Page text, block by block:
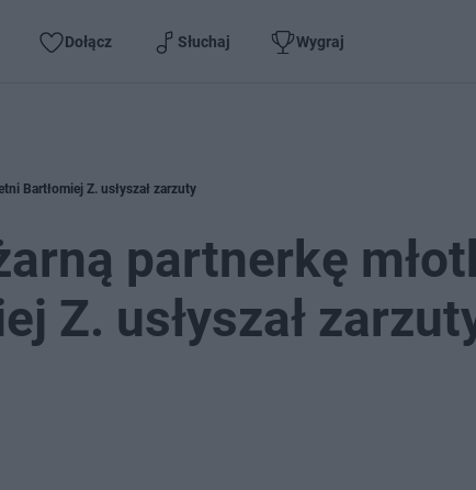
Dołącz Słuchaj Wygraj
Bartłomiej Z. usłyszał zarzuty
partnerkę
Z. usłyszał